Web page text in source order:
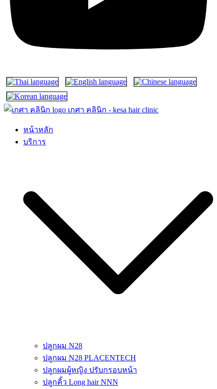
เกศา คลินิก – kesa hair clinic
kesa hair ปลูกผม ปลูกคิ้ว รักษาผมร่วง ผมบาง
หน้าหลัก
บริการ
ปลูกผม N28
ปลูกผม N28 PLACENTECH
ปลูกผมผู้หญิง ปรับกรอบหน้า
ปลูกคิ้ว Long hair NNN